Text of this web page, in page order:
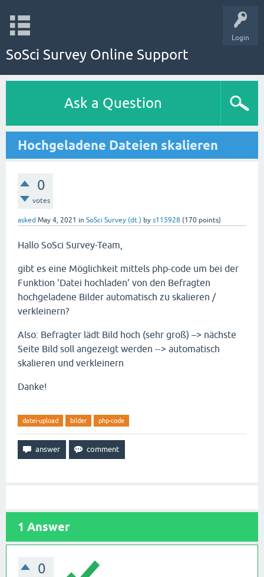
Login
SoSci Survey Online Support
Ask a Question
Hochgeladene Dateien skalieren
0
votes
asked May 4, 2021 in SoSci Survey (dt.) by s115928 (170 points)
Hallo SoSci Survey-Team,
gibt es eine Möglichkeit mittels php-code um bei der
Funktion 'Datei hochladen' von den Befragten
hochgeladene Bilder automatisch zu skalieren /
verkleinern?
Also: Befragter lädt Bild hoch (sehr groß) –> nächste
Seite Bild soll angezeigt werden --> automatisch
skalieren und verkleinern
Danke!
datei-upload bilder php-code
1 Answer
0